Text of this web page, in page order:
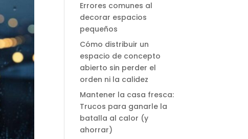
Errores comunes al
decorar espacios
pequeños
Cómo distribuir un
espacio de concepto
abierto sin perder el
orden ni la calidez
Mantener la casa fresca:
Trucos para ganarle la
batalla al calor (y
ahorrar)